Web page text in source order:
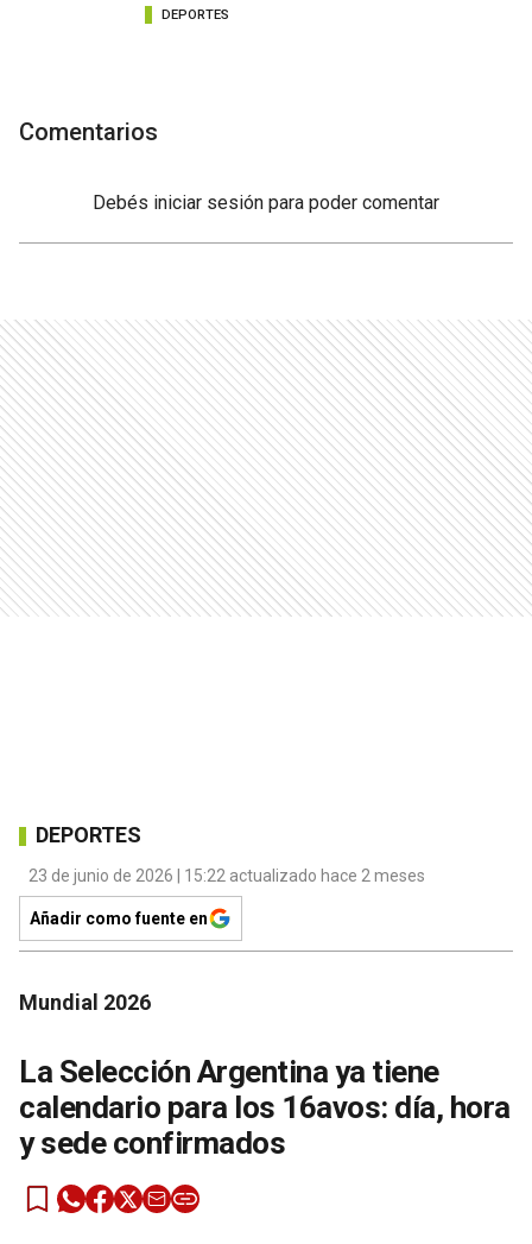
DEPORTES
Comentarios
Debés iniciar sesión para poder comentar
DEPORTES
23 de junio de 2026 | 15:22 actualizado hace 2 meses
Añadir como fuente en
Mundial 2026
La Selección Argentina ya tiene
calendario para los 16avos: día, hora
y sede confirmados